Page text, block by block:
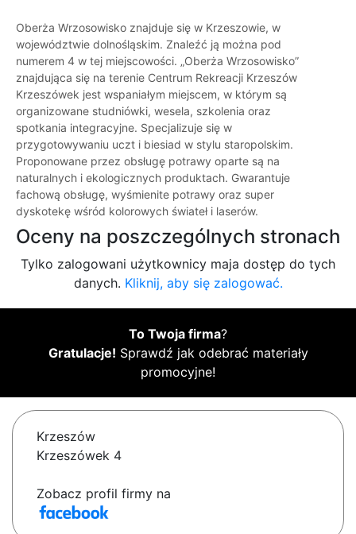
Oberża Wrzosowisko znajduje się w Krzeszowie, w
województwie dolnośląskim. Znaleźć ją można pod
numerem 4 w tej miejscowości. „Oberża Wrzosowisko”
znajdująca się na terenie Centrum Rekreacji Krzeszów
Krzeszówek jest wspaniałym miejscem, w którym są
organizowane studniówki, wesela, szkolenia oraz
spotkania integracyjne. Specjalizuje się w
przygotowywaniu uczt i biesiad w stylu staropolskim.
Proponowane przez obsługę potrawy oparte są na
naturalnych i ekologicznych produktach. Gwarantuje
fachową obsługę, wyśmienite potrawy oraz super
dyskotekę wśród kolorowych świateł i laserów.
Oceny na poszczególnych stronach
Tylko zalogowani użytkownicy maja dostęp do tych
danych. Kliknij, aby się zalogować.
To Twoja firma?
Gratulacje! Sprawdź jak odebrać materiały
promocyjne!
Krzeszów
Krzeszówek 4
Zobacz profil firmy na